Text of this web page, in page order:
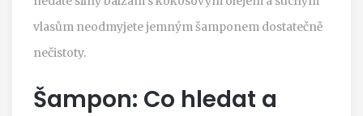
vlasům neodmyjete jemným šamponem dostatečně
nečistoty.
Šampon: Co hledat a